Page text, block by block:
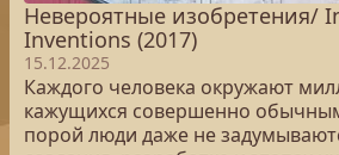
Невероятные изобретения/
Inventions (2017)
15.12.2025
Каждого человека окружают
кажущихся совершенно
порой люди даже не